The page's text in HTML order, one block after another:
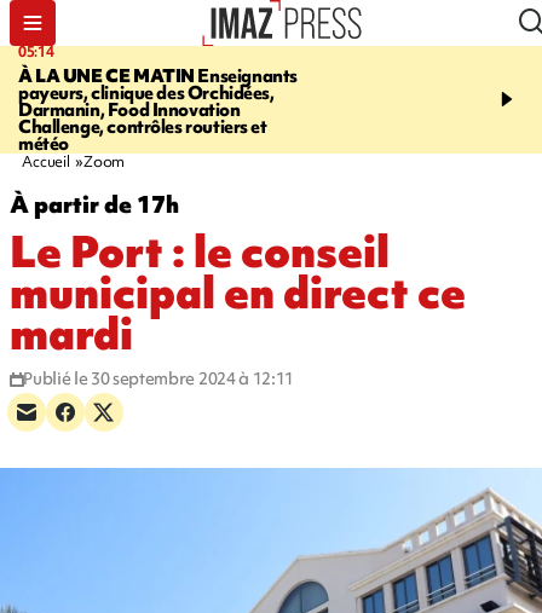
05:14
À LA UNE CE MATIN Enseignants
payeurs, clinique des Orchidées,
Darmanin, Food Innovation
Challenge, contrôles routiers et
météo
07:08
Orchidées pourrait
conséquences pour les
Accueil Zoom
À partir de 17h
Le Port : le conseil
municipal en direct ce
mardi
Publié le 30 septembre 2024 à 12:11